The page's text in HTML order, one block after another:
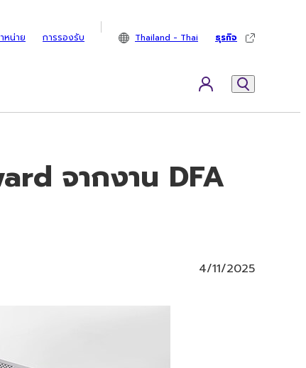
หน่าย การรองรับ Thailand - Thai ธุรกิจ
จากงาน DFA
4/11/2025